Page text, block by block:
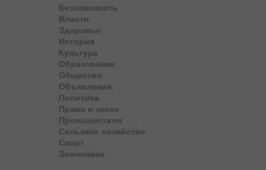
Безопасность
Власти
Здоровье
История
Культура
Образование
Общество
Объявления
Политика
Право и закон
Происшествия
Сельское хозяйство
Спорт
Экономика